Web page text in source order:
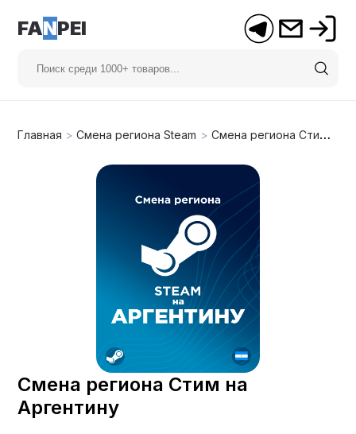
FANPEI
Главная >Смена региона Steam >Смена региона Стим на Аргентину
Смена региона Стим на
Аргентину